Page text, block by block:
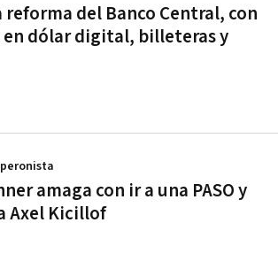
del Banco Central, con
dólar digital, billeteras y
amaga con ir a una PASO y
Axel Kicillof